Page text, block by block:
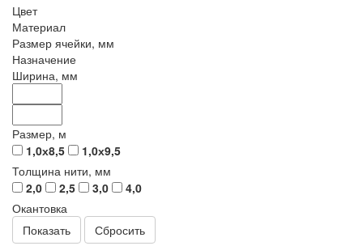
Цвет
Материал
Размер ячейки, мм
Назначение
Ширина, мм
Размер, м
1,0х8,5
1,0х9,5
Толщина нити, мм
2,0
2,5 3,0
4,0
Окантовка
Сбросить